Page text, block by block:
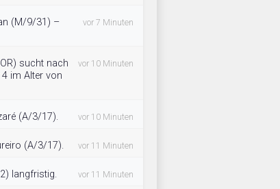
(M/9/31) –
vor 7 Minuten
sucht nach
im Alter von
vor 10 Minuten
(A/3/17). vor 10 Minuten
(A/3/17). vor 11 Minuten
langfristig. vor 11 Minuten